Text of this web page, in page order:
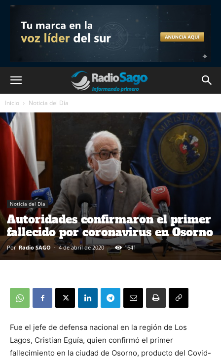
Inicio Noticia del Día
Noticia del Día
Autoridades confirmaron el primer
fallecido por coronavirus en Osorno
Por Radio SAGO - 4 de abril de 2020 1641
Fue el jefe de defensa nacional en la región de Los
Lagos, Cristian Eguía, quien confirmó el primer
fallecimiento en la ciudad de Osorno, producto del Covid-